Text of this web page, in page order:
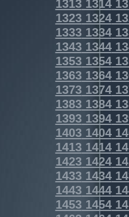
13131314
13231324
13331334
13431344
13531354
13631364
13731374
13831384
13931394
14031404
14131414
14231424
14331434
14431444
14531454